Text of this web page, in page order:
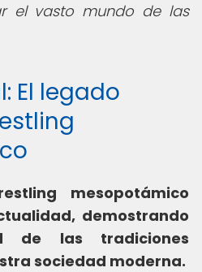
el vasto mundo de las
El legado
mesopotámico
demostrando
de las tradiciones
sociedad moderna.